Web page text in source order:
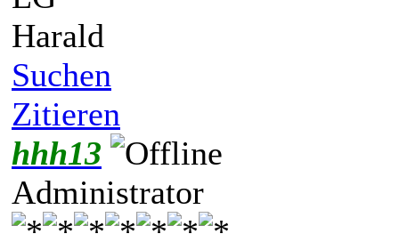
Harald
Suchen
Zitieren
hhh13
Administrator